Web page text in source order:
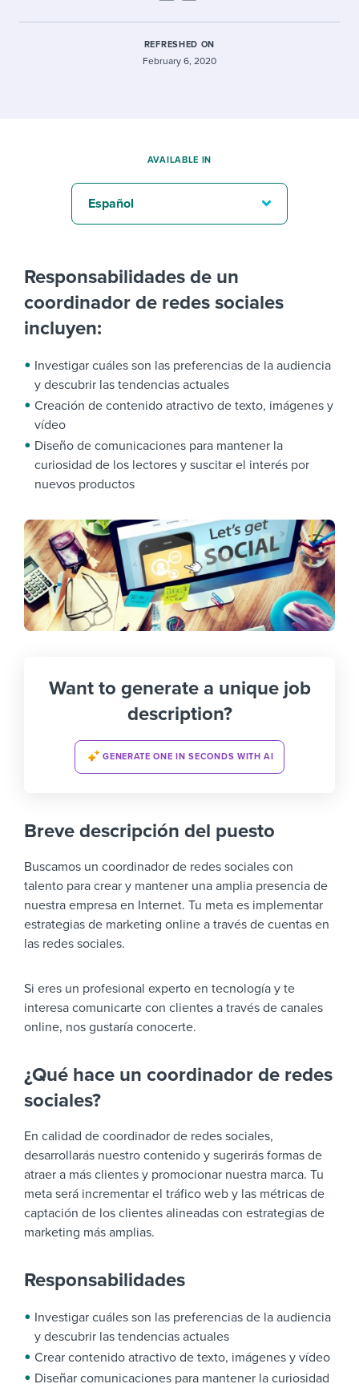
REFRESHED ON
February 6, 2020
Responsabilidades de un
coordinador de redes sociales
incluyen:
Investigar cuáles son las preferencias de la audiencia
y descubrir las tendencias actuales
Creación de contenido atractivo de texto, imágenes y
vídeo
Diseño de comunicaciones para mantener la
curiosidad de los lectores y suscitar el interés por
nuevos productos
Want to generate a unique job
description?
GENERATE ONE IN SECONDS WITH AI
Breve descripción del puesto
Buscamos un coordinador de redes sociales con
talento para crear y mantener una amplia presencia de
nuestra empresa en Internet. Tu meta es implementar
estrategias de marketing online a través de cuentas en
las redes sociales.
Si eres un profesional experto en tecnología y te
interesa comunicarte con clientes a través de canales
online, nos gustaría conocerte.
¿Qué hace un coordinador de redes
sociales?
En calidad de coordinador de redes sociales,
desarrollarás nuestro contenido y sugerirás formas de
atraer a más clientes y promocionar nuestra marca. Tu
meta será incrementar el tráfico web y las métricas de
captación de los clientes alineadas con estrategias de
marketing más amplias.
Responsabilidades
Investigar cuáles son las preferencias de la audiencia
y descubrir las tendencias actuales
Crear contenido atractivo de texto, imágenes y vídeo
Diseñar comunicaciones para mantener la curiosidad
AVAILABLE IN
Español